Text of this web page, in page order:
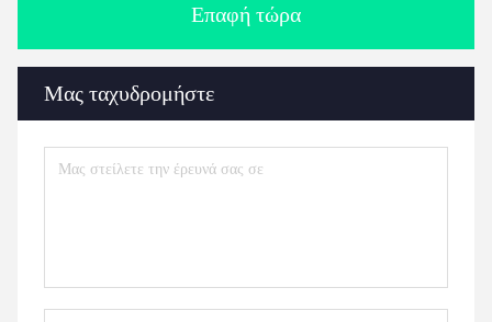
Επαφή τώρα
Μας ταχυδρομήστε